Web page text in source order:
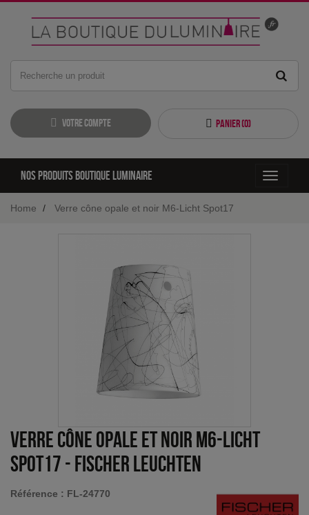
Votre compte Panier (0)
Toggle
Nos produits boutique luminaire
Home Verre cône opale et noir M6-Licht Spot17
Verre cône opale et noir M6-Licht
Spot17 - Fischer Leuchten
Référence : FL-24770